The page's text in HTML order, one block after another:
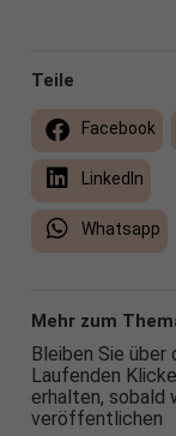
Teile
Facebook
LinkedIn
Whatsapp
Mehr zum
Bleiben Sie
Laufenden
erhalten, sobald
veröffentlichen